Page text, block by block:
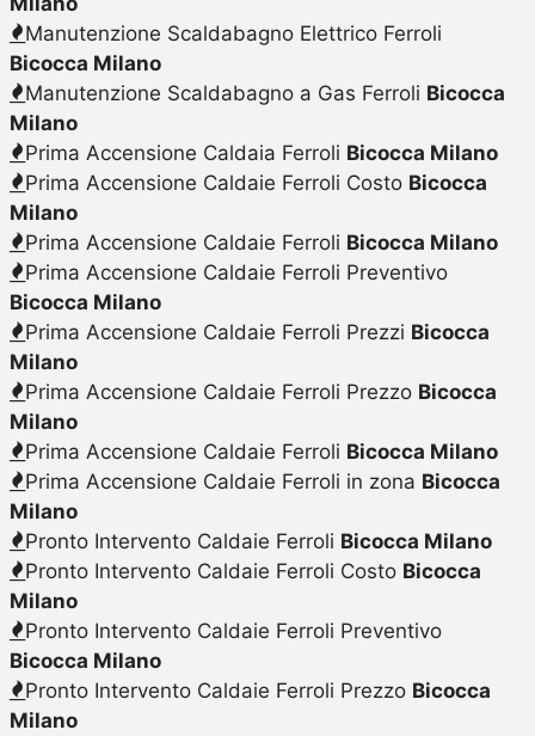
Manutenzione Scaldabagno Elettrico Ferroli
Bicocca Milano
Manutenzione Scaldabagno a Gas Ferroli Bicocca
Milano
Prima Accensione Caldaia Ferroli Bicocca Milano
Prima Accensione Caldaie Ferroli Costo Bicocca
Milano
Prima Accensione Caldaie Ferroli Bicocca Milano
Prima Accensione Caldaie Ferroli Preventivo
Bicocca Milano
Prima Accensione Caldaie Ferroli Prezzi Bicocca
Milano
Prima Accensione Caldaie Ferroli Prezzo Bicocca
Milano
Prima Accensione Caldaie Ferroli Bicocca Milano
Prima Accensione Caldaie Ferroli in zona Bicocca
Milano
Pronto Intervento Caldaie Ferroli Bicocca Milano
Pronto Intervento Caldaie Ferroli Costo Bicocca
Milano
Pronto Intervento Caldaie Ferroli Preventivo
Bicocca Milano
Pronto Intervento Caldaie Ferroli Prezzo Bicocca
Milano